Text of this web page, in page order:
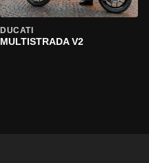
DUCATI
MULTISTRADA V2